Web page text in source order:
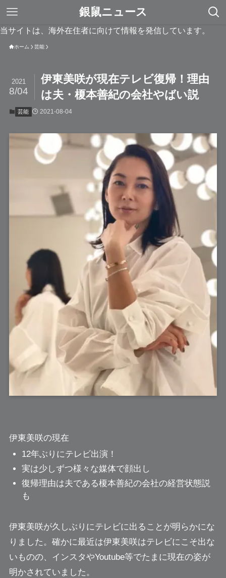
銀鼠ニュース
当サイトは、海外在住者に向けて情報を発信しています。
ホーム 芸能
伊東美咲が現在テレビ復帰！理由
は夫・榎本善紀の会社やばい説
2021
8/04
芸能 2021-08-04
伊東美咲の現在
12年ぶりにテレビ出演！
実は少しずつ様々な媒体で顔出し
復帰理由は夫である榎本善紀の会社の経営状態説
も
伊東美咲が久しぶりにテレビに出ることが明らかにな
りました。確かに最近は伊東美咲はテレビにこそ出な
いものの、インスタやYoutube等でたまに現在の姿が
明かされていました。